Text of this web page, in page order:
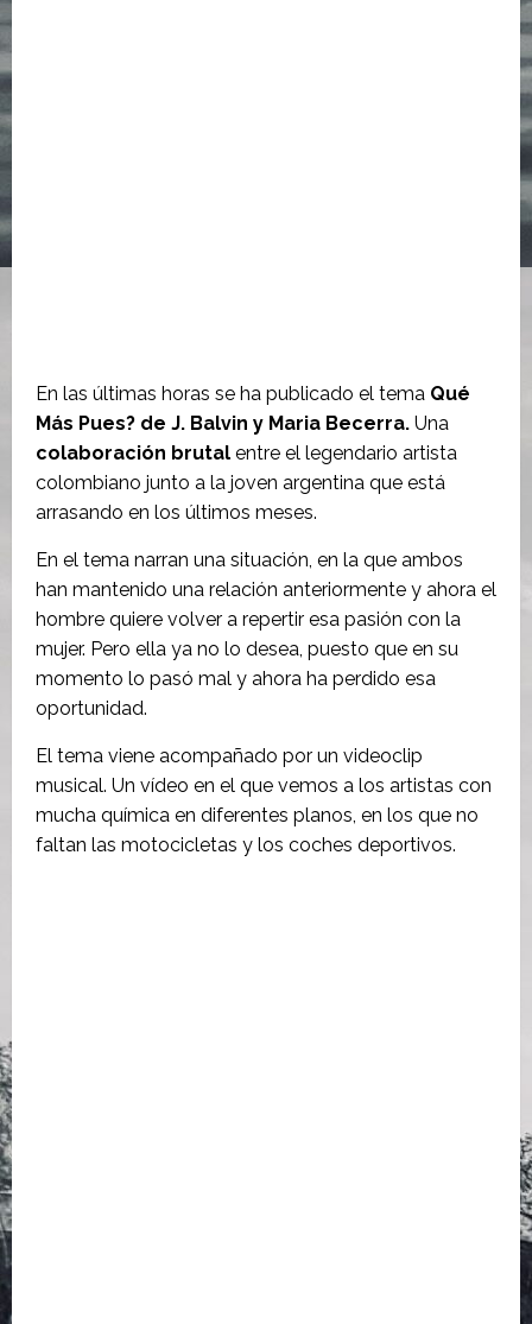
En las últimas horas se ha publicado el tema Qué
Más Pues? de J. Balvin y Maria Becerra. Una
colaboración brutal entre el legendario artista
colombiano junto a la joven argentina que está
arrasando en los últimos meses.
En el tema narran una situación, en la que ambos
han mantenido una relación anteriormente y ahora el
hombre quiere volver a repertir esa pasión con la
mujer. Pero ella ya no lo desea, puesto que en su
momento lo pasó mal y ahora ha perdido esa
oportunidad.
El tema viene acompañado por un videoclip
musical. Un vídeo en el que vemos a los artistas con
mucha química en diferentes planos, en los que no
faltan las motocicletas y los coches deportivos.